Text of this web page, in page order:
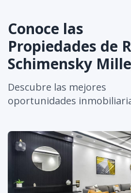
Conoce las
Propiedades de
Schimensky
Descubre las mejores
oportunidades